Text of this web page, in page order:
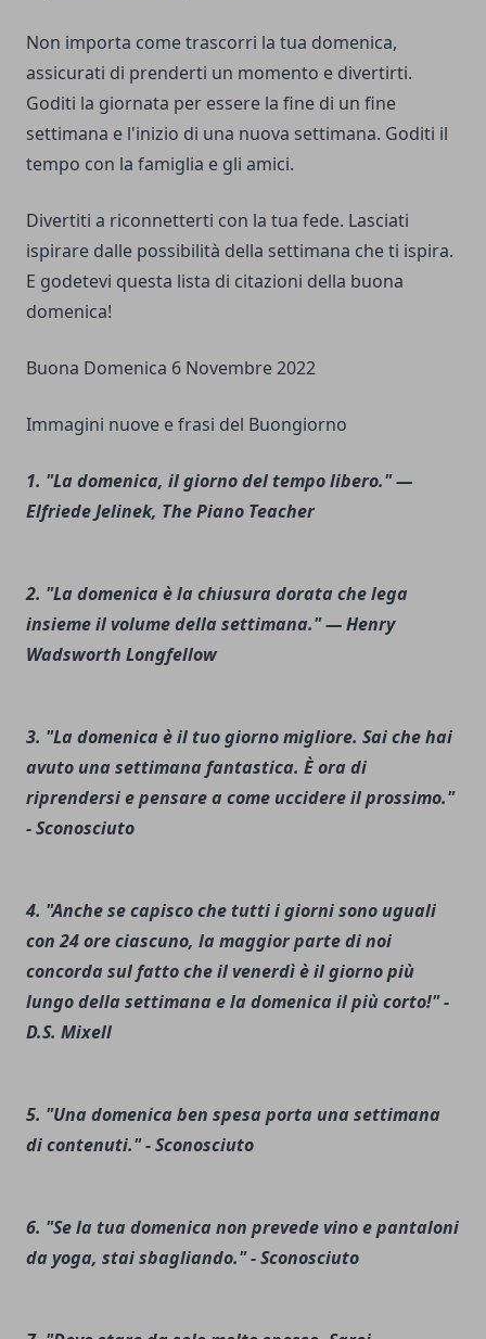
Non importa come trascorri la tua domenica,
assicurati di prenderti un momento e divertirti.
Goditi la giornata per essere la fine di un fine
settimana e l'inizio di una nuova settimana. Goditi il
tempo con la famiglia e gli amici.
Divertiti a riconnetterti con la tua fede. Lasciati
ispirare dalle possibilità della settimana che ti ispira.
E godetevi questa lista di citazioni della buona
domenica!
Buona Domenica 6 Novembre 2022
Immagini nuove e frasi del Buongiorno
1. "La domenica, il giorno del tempo libero." —
Elfriede Jelinek, The Piano Teacher
2. "La domenica è la chiusura dorata che lega
insieme il volume della settimana." — Henry
Wadsworth Longfellow
3. "La domenica è il tuo giorno migliore. Sai che hai
avuto una settimana fantastica. È ora di
riprendersi e pensare a come uccidere il prossimo."
- Sconosciuto
4. "Anche se capisco che tutti i giorni sono uguali
con 24 ore ciascuno, la maggior parte di noi
concorda sul fatto che il venerdì è il giorno più
lungo della settimana e la domenica il più corto!" -
D.S. Mixell
5. "Una domenica ben spesa porta una settimana
di contenuti." - Sconosciuto
6. "Se la tua domenica non prevede vino e pantaloni
da yoga, stai sbagliando." - Sconosciuto